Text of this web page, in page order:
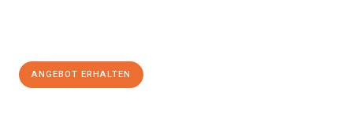
ANGEBOT ERHALTEN